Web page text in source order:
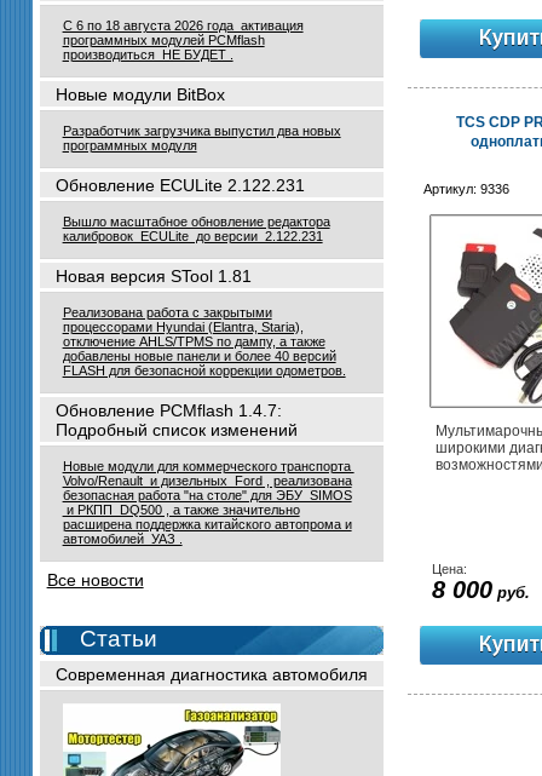
С 6 по 18 августа 2026 года активация
программных модулей PCMflash
производиться НЕ БУДЕТ .
Новые модули BitBox
Разработчик загрузчика выпустил два новых
программных модуля
Обновление ECULite 2.122.231
Вышло масштабное обновление редактора
калибровок ECULite до версии 2.122.231
Новая версия STool 1.81
Реализована работа с закрытыми
процессорами Hyundai (Elantra, Staria),
отключение AHLS/TPMS по дампу, а также
добавлены новые панели и более 40 версий
FLASH для безопасной коррекции одометров.
Обновление PCMflash 1.4.7:
Подробный список изменений
Новые модули для коммерческого транспорта
Volvo/Renault и дизельных Ford , реализована
безопасная работа "на столе" для ЭБУ SIMOS
и РКПП DQ500 , а также значительно
расширена поддержка китайского автопрома и
автомобилей УАЗ .
Все новости
Статьи
Современная диагностика автомобиля
TCS CDP
Артикул: 9336
широкими
Цена:
8 000руб.